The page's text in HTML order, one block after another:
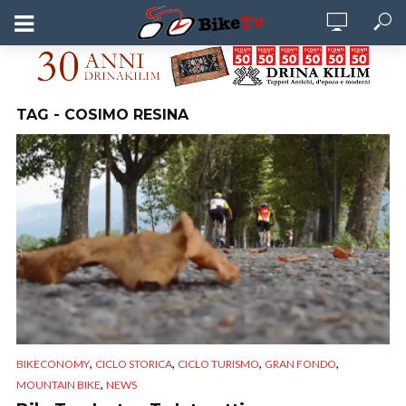
TAG - COSIMO RESINA
BIKECONOMY, CICLO STORICA, CICLO TURISMO, GRAN FONDO,
MOUNTAIN BIKE, NEWS